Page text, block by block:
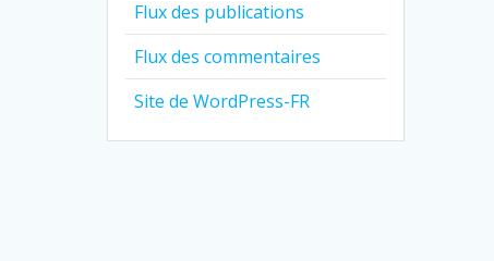
Flux des publications
Flux des commentaires
Site de WordPress-FR